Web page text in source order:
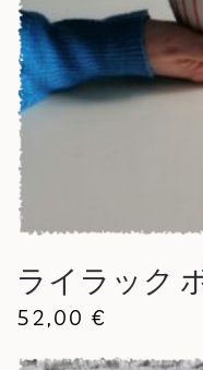
ライラック
52,00 €